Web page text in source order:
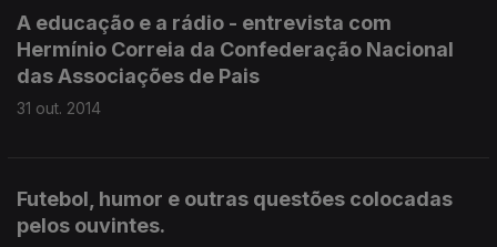
A educação e a rádio - entrevista com
Hermínio Correia da Confederação Nacional
das Associações de Pais
31 out. 2014
Futebol, humor e outras questões colocadas
pelos ouvintes.